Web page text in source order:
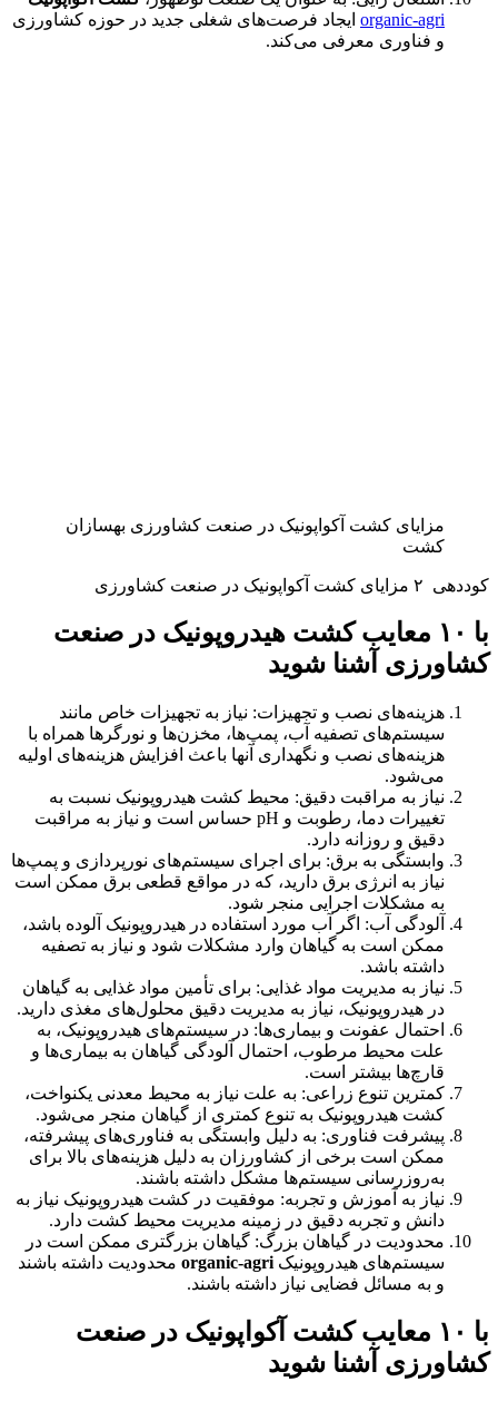
organic-agri ایجاد فرصت‌های شغلی جدید در حوزه کشاورزی
و فناوری معرفی می‌کند.
مزایای کشت آکواپونیک در صنعت کشاورزی بهسازان
کشت
کوددهی ۲ مزایای کشت آکواپونیک در صنعت کشاورزی
با ۱۰ معایب کشت هیدروپونیک در صنعت
کشاورزی آشنا شوید
هزینه‌های نصب و تجهیزات: نیاز به تجهیزات خاص مانند
سیستم‌های تصفیه آب، پمپ‌ها، مخزن‌ها و نورگرها همراه با
هزینه‌های نصب و نگهداری آنها باعث افزایش هزینه‌های اولیه
می‌شود.
نیاز به مراقبت دقیق: محیط کشت هیدروپونیک نسبت به
تغییرات دما، رطوبت و pH حساس است و نیاز به مراقبت
دقیق و روزانه دارد.
وابستگی به برق: برای اجرای سیستم‌های نورپردازی و پمپ‌ها
نیاز به انرژی برق دارید، که در مواقع قطعی برق ممکن است
به مشکلات اجرایی منجر شود.
آلودگی آب: اگر آب مورد استفاده در هیدروپونیک آلوده باشد،
ممکن است به گیاهان وارد مشکلات شود و نیاز به تصفیه
داشته باشد.
نیاز به مدیریت مواد غذایی: برای تأمین مواد غذایی به گیاهان
در هیدروپونیک، نیاز به مدیریت دقیق محلول‌های مغذی دارید.
احتمال عفونت و بیماری‌ها: در سیستم‌های هیدروپونیک، به
علت محیط مرطوب، احتمال آلودگی گیاهان به بیماری‌ها و
قارچ‌ها بیشتر است.
کمترین تنوع زراعی: به علت نیاز به محیط معدنی یکنواخت،
کشت هیدروپونیک به تنوع کمتری از گیاهان منجر می‌شود.
پیشرفت فناوری: به دلیل وابستگی به فناوری‌های پیشرفته،
ممکن است برخی از کشاورزان به دلیل هزینه‌های بالا برای
به‌روزرسانی سیستم‌ها مشکل داشته باشند.
نیاز به آموزش و تجربه: موفقیت در کشت هیدروپونیک نیاز به
دانش و تجربه دقیق در زمینه مدیریت محیط کشت دارد.
محدودیت در گیاهان بزرگ: گیاهان بزرگتری ممکن است در
سیستم‌های هیدروپونیک organic-agri محدودیت داشته باشند
و به مسائل فضایی نیاز داشته باشند.
با ۱۰ معایب کشت آکواپونیک در صنعت
کشاورزی آشنا شوید